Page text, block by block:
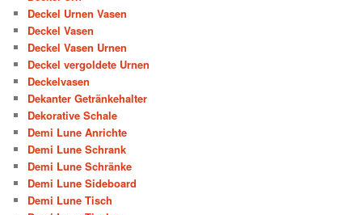
Deckel Urnen Vasen
Deckel Vasen
Deckel Vasen Urnen
Deckel vergoldete Urnen
Deckelvasen
Dekanter Getränkehalter
Dekorative Schale
Demi Lune Anrichte
Demi Lune Schrank
Demi Lune Schränke
Demi Lune Sideboard
Demi Lune Tisch